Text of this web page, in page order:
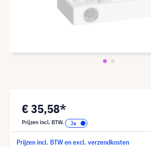
€ 35,58*
Prijzen incl. BTW.
Prijzen incl. BTW en excl. verzendkosten